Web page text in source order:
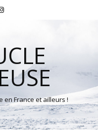
en France et ailleurs !